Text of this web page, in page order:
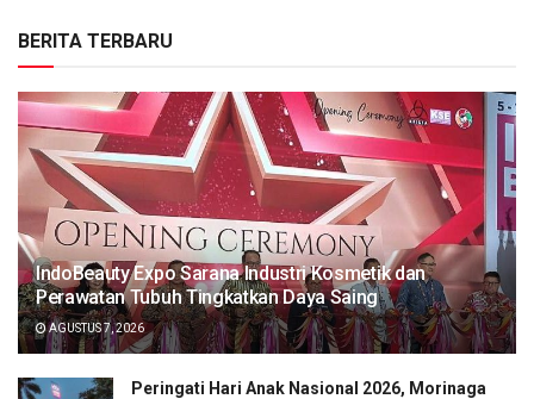
BERITA TERBARU
IndoBeauty Expo Sarana Industri Kosmetik dan
Perawatan Tubuh Tingkatkan Daya Saing
AGUSTUS 7, 2026
Peringati Hari Anak Nasional 2026, Morinaga